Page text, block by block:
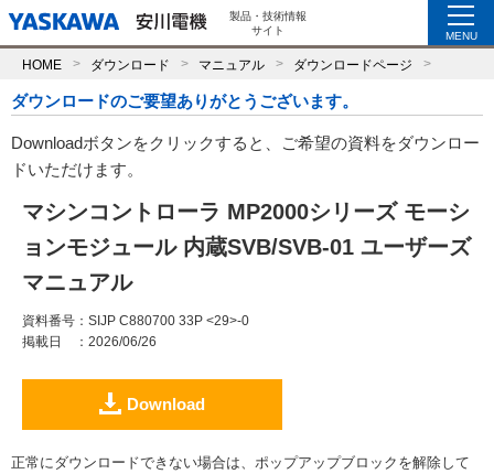
製品・技術情報
サイト
MENU
HOME ダウンロード マニュアル ダウンロードページ
ダウンロードのご要望ありがとうございます。
Downloadボタンをクリックすると、ご希望の資料をダウンロー
ドいただけます。
マシンコントローラ MP2000シリーズ モーシ
ョンモジュール 内蔵SVB/SVB-01 ユーザーズ
マニュアル
資料番号 ：SIJP C880700 33P <29>-0
掲載日
：2026/06/26
Download
正常にダウンロードできない場合は、ポップアップブロックを解除して